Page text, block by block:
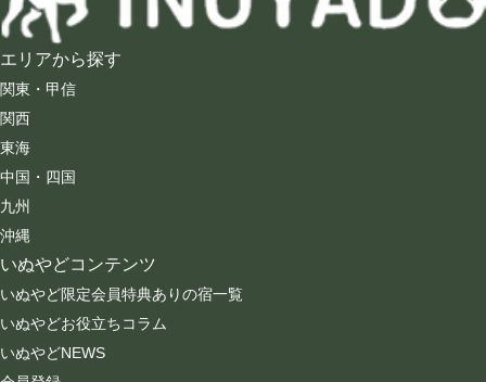
エリアから探す
関東・甲信
関西
東海
中国・四国
九州
沖縄
いぬやどコンテンツ
いぬやど限定会員特典ありの宿一覧
いぬやどお役立ちコラム
いぬやどNEWS